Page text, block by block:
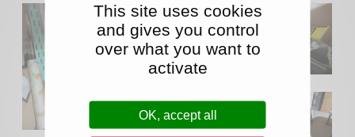
This site uses cookies
and gives you control
over what you want to
activate
OK, accept all